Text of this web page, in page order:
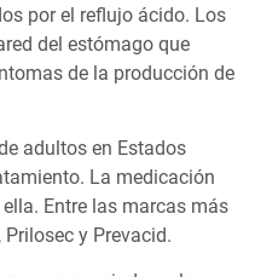
por el reflujo ácido. Los
del estómago que
de la producción de
adultos en Estados
La medicación
Entre las marcas más
y Prevacid.